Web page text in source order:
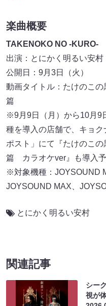
楽曲概要
TAKENOKO NO -KURO-
出演：とにかく明るい安村
公開日：9月3日（火）
動画タイトル：たけのこの
篇
※9月9日（月）から10月9
種を導入の店舗で、キョ
ポスト」にて『たけのこの
篇 カラオケver』も導入
※対象機種：JOYSOUND
JOYSOUND MAX、
とにかく明るい安村
関連記事
シー
視が